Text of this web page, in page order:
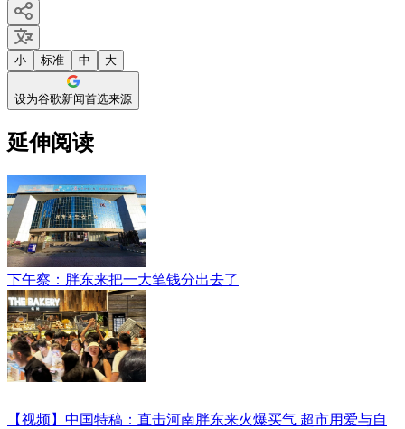
小 标准 中 大
设为谷歌新闻首选来源
延伸阅读
下午察：胖东来把一大笔钱分出去了
【视频】中国特稿：直击河南胖东来火爆买气 超市用爱与自